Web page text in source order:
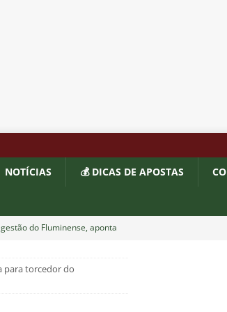
NOTÍCIAS 💰 DICAS DE APOSTAS
do Fluminense, aponta
escolhas de Zubeldía
para torcedor do